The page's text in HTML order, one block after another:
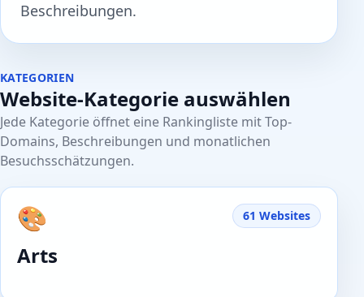
Beschreibungen.
KATEGORIEN
Website-Kategorie auswählen
Jede Kategorie öffnet eine Rankingliste mit Top-
Domains, Beschreibungen und monatlichen
Besuchsschätzungen.
🎨
Arts
61 Websites